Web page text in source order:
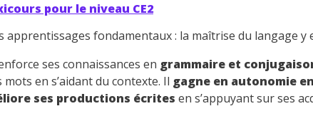
pour le niveau CE2
apprentissages fondamentaux : la maîtrise du langage y
ses connaissances en grammaire et
en s’aidant du contexte. Il gagne en autonomie
ses productions écrites en s’appuyant sur ses